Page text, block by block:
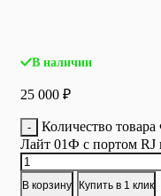
В наличии
25 000 ₽
-
Количество
Лайт 01Ф с портом
В корзину Купить в 1 клик